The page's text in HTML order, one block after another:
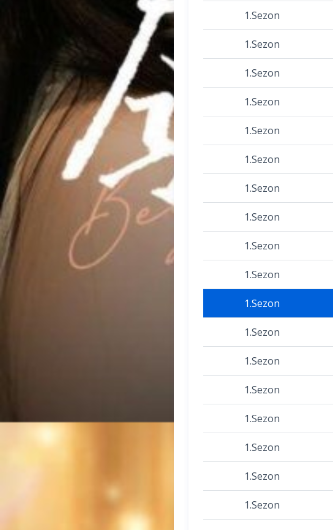
1.Sezon
1.Sezon
1.Sezon
1.Sezon
1.Sezon
1.Sezon
1.Sezon
1.Sezon
1.Sezon
1.Sezon
1.Sezon
1.Sezon
1.Sezon
1.Sezon
1.Sezon
1.Sezon
1.Sezon
1.Sezon